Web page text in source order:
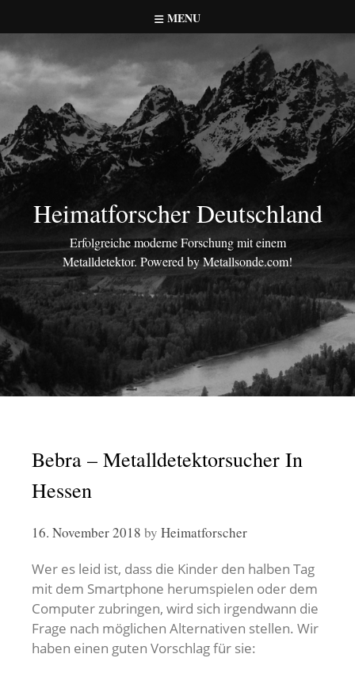
to
content
MENU
Heimatforscher Deutschland
Erfolgreiche moderne Forschung mit einem
Metalldetektor. Powered by Metallsonde.com!
Bebra – Metalldetektorsucher In
Hessen
16. November 2018 by Heimatforscher
Wer es leid ist, dass die Kinder den halben Tag
mit dem Smartphone herumspielen oder dem
Computer zubringen, wird sich irgendwann die
Frage nach möglichen Alternativen stellen. Wir
haben einen guten Vorschlag für sie: